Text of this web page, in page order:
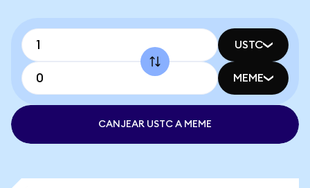
USTC
MEME
CANJEAR USTC A MEME